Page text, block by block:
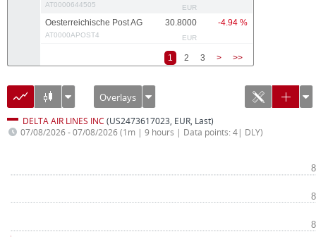
AT0000644505 EUR
Oesterreichische Post AG
AT0000APOST4
30.8000
EUR
-4.94 %
1 2 3 > >>
Overlays
DELTA AIR LINES INC (US2473617023, EUR, Last)
07/08/2026 - 07/08/2026(1m | 9 hours | Data points: 4| DLY)